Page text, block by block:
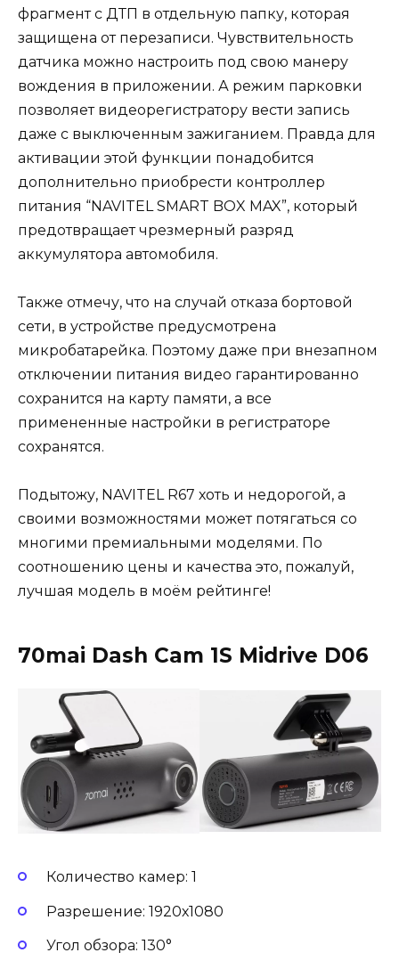
фрагмент с ДТП в отдельную папку, которая
защищена от перезаписи. Чувствительность
датчика можно настроить под свою манеру
вождения в приложении. А режим парковки
позволяет видеорегистратору вести запись
даже с выключенным зажиганием. Правда для
активации этой функции понадобится
дополнительно приобрести контроллер
питания “NAVITEL SMART BOX MAX”, который
предотвращает чрезмерный разряд
аккумулятора автомобиля.
Также отмечу, что на случай отказа бортовой
сети, в устройстве предусмотрена
микробатарейка. Поэтому даже при внезапном
отключении питания видео гарантированно
сохранится на карту памяти, а все
примененные настройки в регистраторе
сохранятся.
Подытожу, NAVITEL R67 хоть и недорогой, а
своими возможностями может потягаться со
многими премиальными моделями. По
соотношению цены и качества это, пожалуй,
лучшая модель в моём рейтинге!
70mai Dash Cam 1S Midrive D06
Количество камер: 1
Разрешение: 1920х1080
Угол обзора: 130°